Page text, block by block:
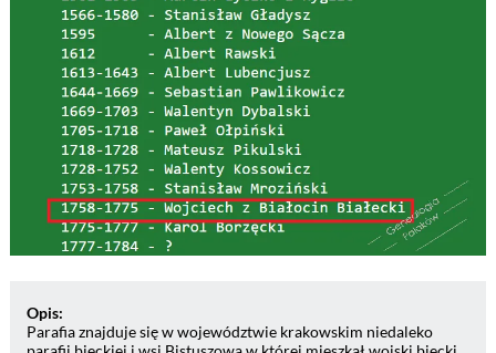
Opis:
Parafia znajduje się w województwie krakowskim niedaleko